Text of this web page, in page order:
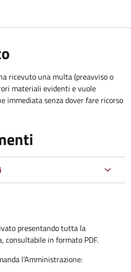
ricevuto una multa (preavviso o
materiali evidenti e vuole
immediata senza dover fare ricorso
presentando tutta la
consultabile in formato PDF.
l'Amministrazione: